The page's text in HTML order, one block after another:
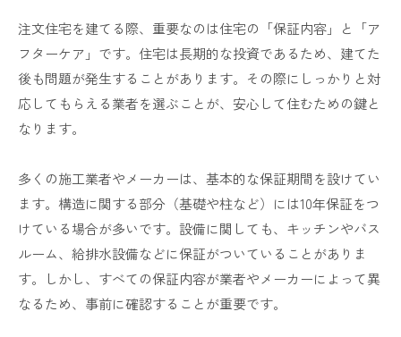
注文住宅を建てる際、重要なのは住宅の「保証内容」と「ア
フターケア」です。住宅は長期的な投資であるため、建てた
後も問題が発生することがあります。その際にしっかりと対
応してもらえる業者を選ぶことが、安心して住むための鍵と
なります。
多くの施工業者やメーカーは、基本的な保証期間を設けてい
ます。構造に関する部分（基礎や柱など）には10年保証をつ
けている場合が多いです。設備に関しても、キッチンやバス
ルーム、給排水設備などに保証がついていることがありま
す。しかし、すべての保証内容が業者やメーカーによって異
なるため、事前に確認することが重要です。